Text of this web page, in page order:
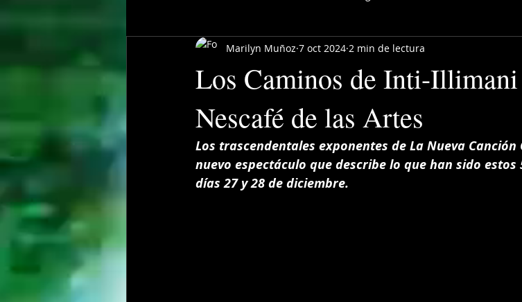
Los Caminos de Inti-
Nescafé de las Artes
Marilyn Muñoz 7 oct 2024 2 min de lectura
Los trascendentales exponentes de La Nueva
nuevo espectáculo que describe lo que han sido estos
días 27 y 28 de diciembre.